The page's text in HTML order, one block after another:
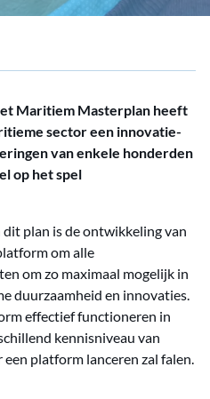
Maritiem Masterplan heeft
sector een innovatie-
van enkele honderden
op het spel
plan is de ontwikkeling van
om alle
om zo maximaal mogelijk in
duurzaamheid en innovaties.
effectief functioneren in
kennisniveau van
platform lanceren zal falen.